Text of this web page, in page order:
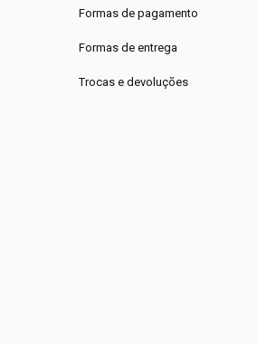
Formas de pagamento
Formas de entrega
Trocas e devoluções